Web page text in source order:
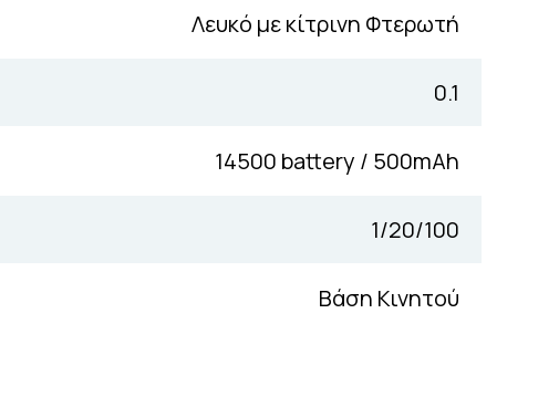
Λευκό με κίτρινη Φτερωτή
0.1
14500 battery / 500mAh
1/20/100
Βάση Κινητού